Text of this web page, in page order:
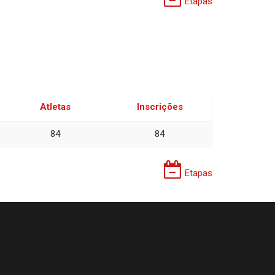
Atletas Inscrições
84 84
Etapas